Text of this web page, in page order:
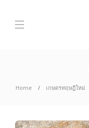
Home เกษตรทฤษฎีใหม่